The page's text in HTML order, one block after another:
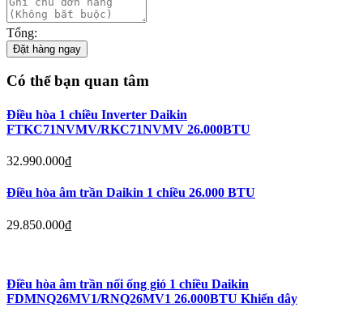
Tổng:
Đặt hàng ngay
Có thể bạn quan tâm
Điều hòa 1 chiều Inverter Daikin
FTKC71NVMV/RKC71NVMV 26.000BTU
32.990.000₫
Điều hòa âm trần Daikin 1 chiều 26.000 BTU
29.850.000₫
Điều hòa âm trần nối ống gió 1 chiều Daikin
FDMNQ26MV1/RNQ26MV1 26.000BTU Khiển dây